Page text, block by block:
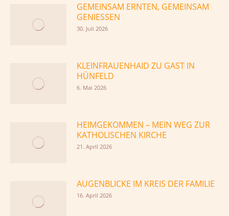
GEMEINSAM ERNTEN, GEMEINSAM
GENIESSEN
30. Juli 2026
KLEINFRAUENHAID ZU GAST IN
HÜNFELD
6. Mai 2026
HEIMGEKOMMEN – MEIN WEG ZUR
KATHOLISCHEN KIRCHE
21. April 2026
AUGENBLICKE IM KREIS DER FAMILIE
16. April 2026